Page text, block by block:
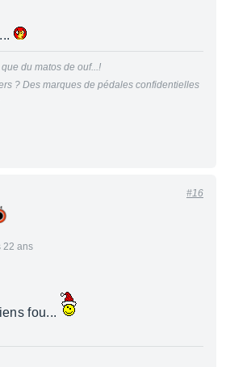
du matos de ouf...!
? Des marques de pédales confidentielles
22 ans
#16
fou...